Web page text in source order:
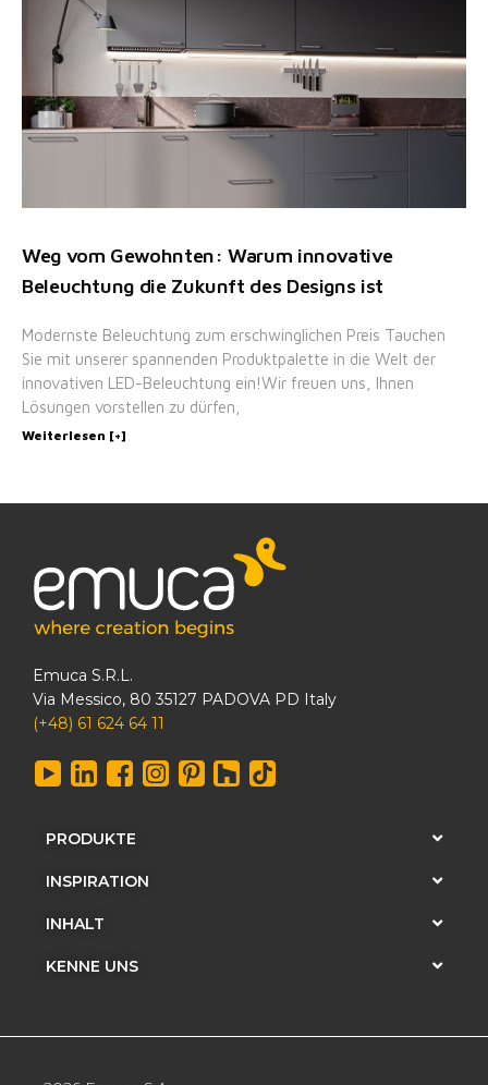
Weg vom Gewohnten: Warum innovative
Beleuchtung die Zukunft des Designs ist
Modernste Beleuchtung zum erschwinglichen Preis Tauchen
Sie mit unserer spannenden Produktpalette in die Welt der
innovativen LED-Beleuchtung ein!Wir freuen uns, Ihnen
Lösungen vorstellen zu dürfen,
Weiterlesen [+]
Emuca S.R.L.
Via Messico, 80 35127 PADOVA PD Italy
(+48) 61 624 64 11
PRODUKTE
INSPIRATION
INHALT
KENNE UNS